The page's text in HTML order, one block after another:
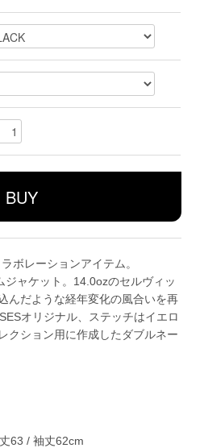
ボレーションアイテム。
ジャケット。14.0ozのセルヴィッ
んだような経年変化の風合いを再
オリジナル、ステッチはイエロ
クション用に作成したダブルネー
63 / 袖丈62cm